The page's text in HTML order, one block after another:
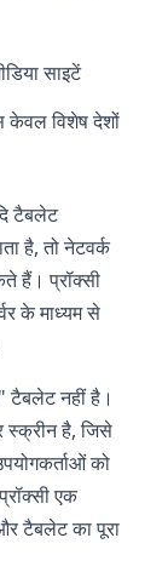
साइटें
विशेष देशों
टैबलेट
है, तो नेटवर्क
हैं। प्रॉक्सी
के माध्यम से
टैबलेट नहीं है।
स्क्रीन है, जिसे
को
एक
टैबलेट का पूरा